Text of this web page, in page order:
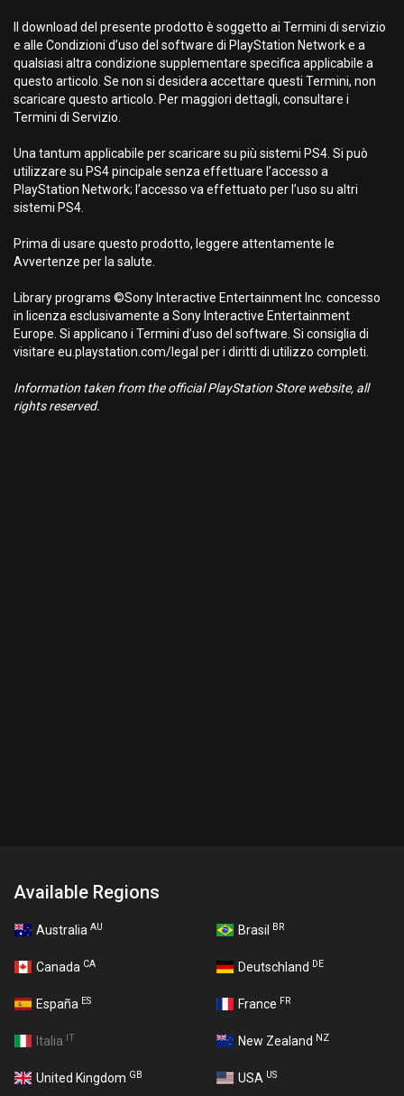
Il download del presente prodotto è soggetto ai Termini di servizio
e alle Condizioni d’uso del software di PlayStation Network e a
qualsiasi altra condizione supplementare specifica applicabile a
questo articolo. Se non si desidera accettare questi Termini, non
scaricare questo articolo. Per maggiori dettagli, consultare i
Termini di Servizio.
Una tantum applicabile per scaricare su più sistemi PS4. Si può
utilizzare su PS4 pincipale senza effettuare l’accesso a
PlayStation Network; l’accesso va effettuato per l’uso su altri
sistemi PS4.
Prima di usare questo prodotto, leggere attentamente le
Avvertenze per la salute.
Library programs ©Sony Interactive Entertainment Inc. concesso
in licenza esclusivamente a Sony Interactive Entertainment
Europe. Si applicano i Termini d’uso del software. Si consiglia di
visitare eu.playstation.com/legal per i diritti di utilizzo completi.
Information taken from the official PlayStation Store website, all
rights reserved.
Available Regions
Australia AU Brasil BR
Canada CA Deutschland DE
España ES France FR
Italia IT New Zealand NZ
United Kingdom GB USA US